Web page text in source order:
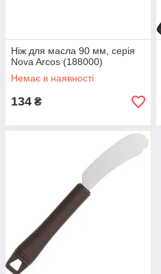
Ніж для масла 90 мм, серія
Nova Arcos (188000)
Немає в наявності
134 ₴